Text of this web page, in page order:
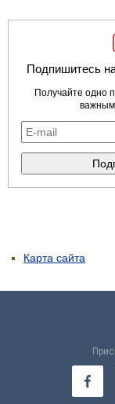
Подпишитесь
Получайте одно
Карта сайта